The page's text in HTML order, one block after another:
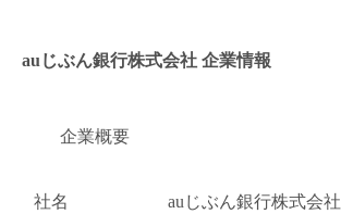
auじぶん銀行株式会社 企業情報
企業概要
社名 auじぶん銀行株式会社